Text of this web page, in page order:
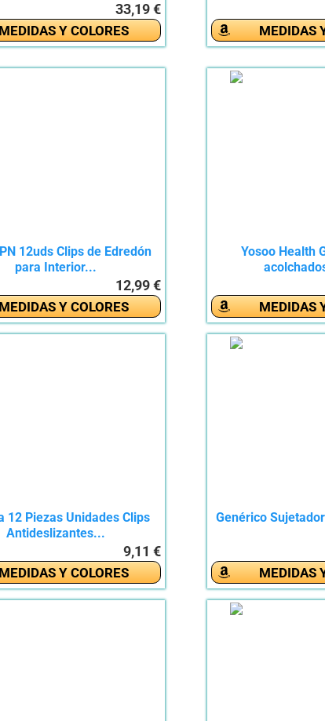
33,19 €
Y COLORES MEDIDAS
12uds Clips de Edredón
para Interior...
12,99 €
Y COLORES
Yosoo Health
MEDIDAS
12 Piezas Unidades Clips
Antideslizantes...
9,11 €
Y COLORES
Genérico
MEDIDAS